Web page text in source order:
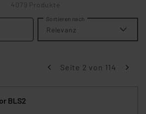
4079 Produkte
Sortieren nach
Relevanz
Seite 2 von 114
BLS2